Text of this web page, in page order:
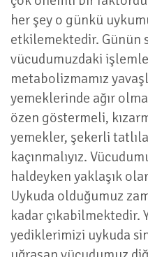
her şey o günkü
etkilemektedir. Günün
vücudumuzdaki
metabolizmamız
yemeklerinde ağır
özen göstermeli,
yemekler, şekerli
kaçınmalıyız.
haldeyken yaklaşık
Uykuda olduğumuz
kadar çıkabilmektedir.
yediklerimizi uykuda